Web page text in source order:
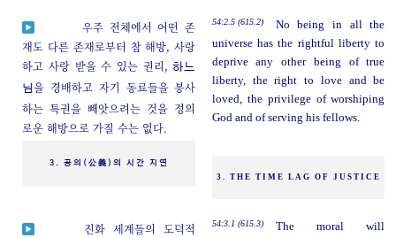
우주 전체에서 어떤 존
재도 다른 존재로부터 참 해방, 사랑
하고 사랑 받을 수 있는 권리,하느
님을 경배하고 자기 동료들을 봉사
하는 특권을 빼앗으려는 것을 정의
로운 해방으로 가질 수는 없다.
54:2.5 (615.2)
No being in all the
universe has the rightful liberty to
deprive any other being of true
liberty, the right to love and be
loved, the privilege of worshiping
God and of serving his fellows.
3. 공의(公義)의 시간 지연
3. THE TIME LAG OF JUSTICE
진화 세계들의 도덕적
54:3.1 (615.3)
The moral will